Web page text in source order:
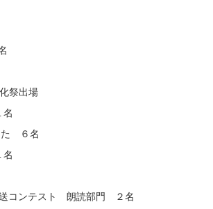
祭出場
た ６名
コンテスト 朗読部門 ２名